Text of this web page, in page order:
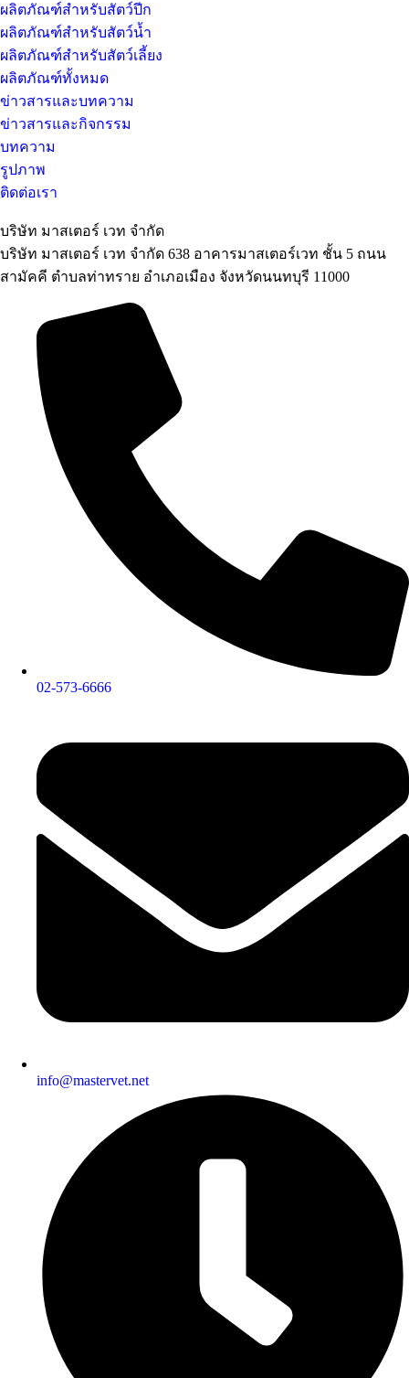
ผลิตภัณฑ์สำหรับสัตว์ปีก
ผลิตภัณฑ์สำหรับสัตว์น้ำ
ผลิตภัณฑ์สำหรับสัตว์เลี้ยง
ผลิตภัณฑ์ทั้งหมด
ข่าวสารและบทความ
ข่าวสารและกิจกรรม
บทความ
รูปภาพ
ติดต่อเรา
บริษัท มาสเตอร์ เวท จำกัด
บริษัท มาสเตอร์ เวท จำกัด 638 อาคารมาสเตอร์เวท ชั้น 5 ถนน
สามัคคี ตำบลท่าทราย อำเภอเมือง จังหวัดนนทบุรี 11000
02-573-6666
info@mastervet.net